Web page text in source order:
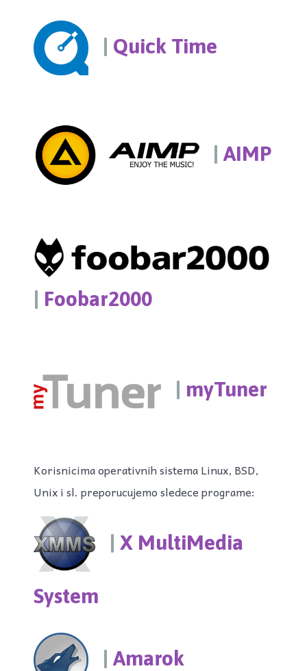
| Quick Time
| AIMP
| Foobar2000
| myTuner
Korisnicima operativnih sistema Linux, BSD,
Unix i sl. preporucujemo sledece programe:
| X MultiMedia
System
| Amarok